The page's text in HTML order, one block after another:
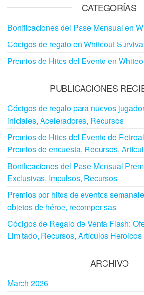
CATEGORÍAS
Bonificaciones del Pase Mensual en
Códigos de regalo en Whiteout Survival
Premios de Hitos del Evento en
PUBLICACIONES
Códigos de regalo para nuevos
iniciales, Aceleradores, Recursos
Premios de Hitos del Evento de
Premios de encuesta, Recursos,
Bonificaciones del Pase Mensual
Exclusivas, Impulsos, Recursos
Premios por hitos de eventos
objetos de héroe, recompensas
Códigos de Regalo de Venta Flash:
Limitado, Recursos, Artículos Heroicos
ARCHIVO
March 2026